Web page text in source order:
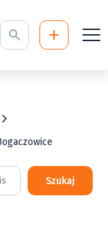
Szukaj